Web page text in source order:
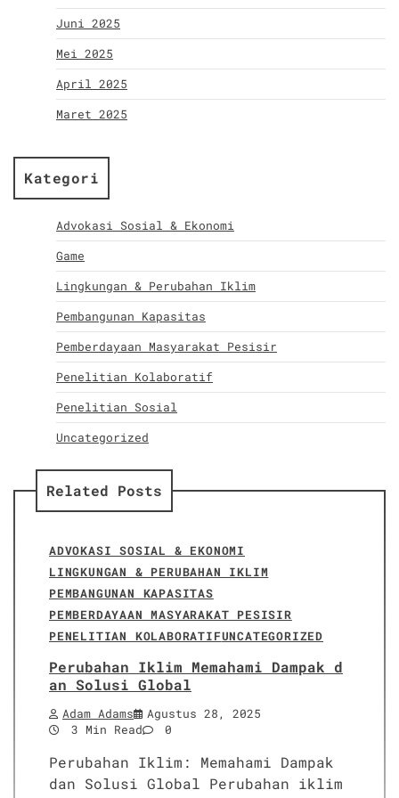
Juni 2025
Mei 2025
April 2025
Maret 2025
Kategori
Advokasi Sosial & Ekonomi
Game
Lingkungan & Perubahan Iklim
Pembangunan Kapasitas
Pemberdayaan Masyarakat Pesisir
Penelitian Kolaboratif
Penelitian Sosial
Uncategorized
Related Posts
ADVOKASI SOSIAL & EKONOMI
LINGKUNGAN & PERUBAHAN IKLIM
PEMBANGUNAN KAPASITAS
PEMBERDAYAAN MASYARAKAT PESISIR
PENELITIAN KOLABORATIFUNCATEGORIZED
Perubahan Iklim Memahami Dampak d
an Solusi Global
Adam Adams
Agustus 28, 2025
3 Min Read
0
Perubahan Iklim: Memahami Dampak
dan Solusi Global Perubahan iklim